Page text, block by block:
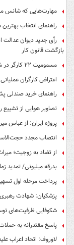
مهارت‌هایی که شانس
راهنمای انتخاب بهترین
رأی جدید دیوان عدالت
بازگشت قانون کار
مسمومیت ۲۲ کارگر در شهرک صنعتی سعیدآباد گلپایگان بر اثر نشت گاز کلر
اعتراض کارگران
راهنمای خرید صندلی
تصاویر هوایی از
پروژه ایران: از عباس
انتصاب مجدد
از تضاد به زوجیت؛
بدرقه میلیونی/ تمدید
پرداخت مرحله اول تسهیلات ۶۰ میلیون تومانی بازنشستگان
پزشکیان: شهادت
شکوفایی ظرفیت‌های
پاسخ مقتدرانه به
لاوروف: اتحاد اعراب